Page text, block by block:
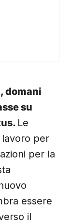
, domani
su
Le
lavoro per
per la
essere
il